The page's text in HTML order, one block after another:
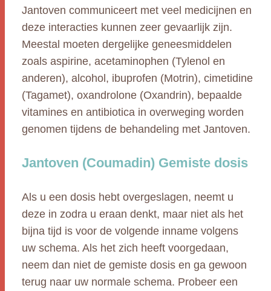
Jantoven communiceert met veel medicijnen en
deze interacties kunnen zeer gevaarlijk zijn.
Meestal moeten dergelijke geneesmiddelen
zoals aspirine, acetaminophen (Tylenol en
anderen), alcohol, ibuprofen (Motrin), cimetidine
(Tagamet), oxandrolone (Oxandrin), bepaalde
vitamines en antibiotica in overweging worden
genomen tijdens de behandeling met Jantoven.
Jantoven (Coumadin) Gemiste dosis
Als u een dosis hebt overgeslagen, neemt u
deze in zodra u eraan denkt, maar niet als het
bijna tijd is voor de volgende inname volgens
uw schema. Als het zich heeft voorgedaan,
neem dan niet de gemiste dosis en ga gewoon
terug naar uw normale schema. Probeer een